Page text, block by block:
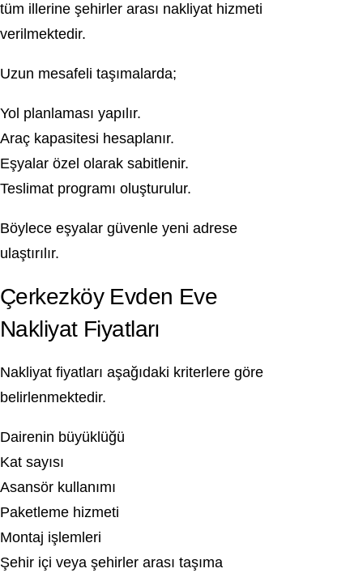
tüm illerine şehirler arası nakliyat hizmeti
verilmektedir.
Uzun mesafeli taşımalarda;
Yol planlaması yapılır.
Araç kapasitesi hesaplanır.
Eşyalar özel olarak sabitlenir.
Teslimat programı oluşturulur.
Böylece eşyalar güvenle yeni adrese
ulaştırılır.
Çerkezköy Evden Eve
Nakliyat Fiyatları
Nakliyat fiyatları aşağıdaki kriterlere göre
belirlenmektedir.
Dairenin büyüklüğü
Kat sayısı
Asansör kullanımı
Paketleme hizmeti
Montaj işlemleri
Şehir içi veya şehirler arası taşıma